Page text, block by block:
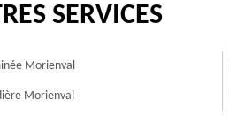
SERVICES
Morienval
Morienval